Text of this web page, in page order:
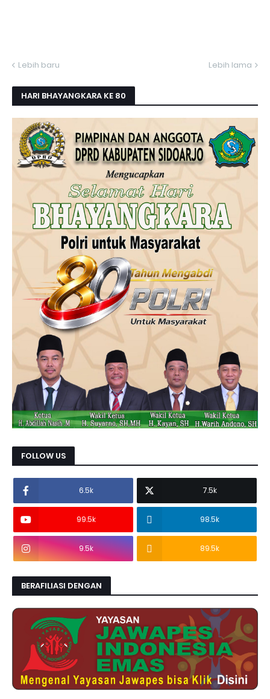
Lebih baru Lebih lama
HARI BHAYANGKARA KE 80
FOLLOW US
6.5k 7.5k
99.5k 98.5k
9.5k 89.5k
BERAFILIASI DENGAN